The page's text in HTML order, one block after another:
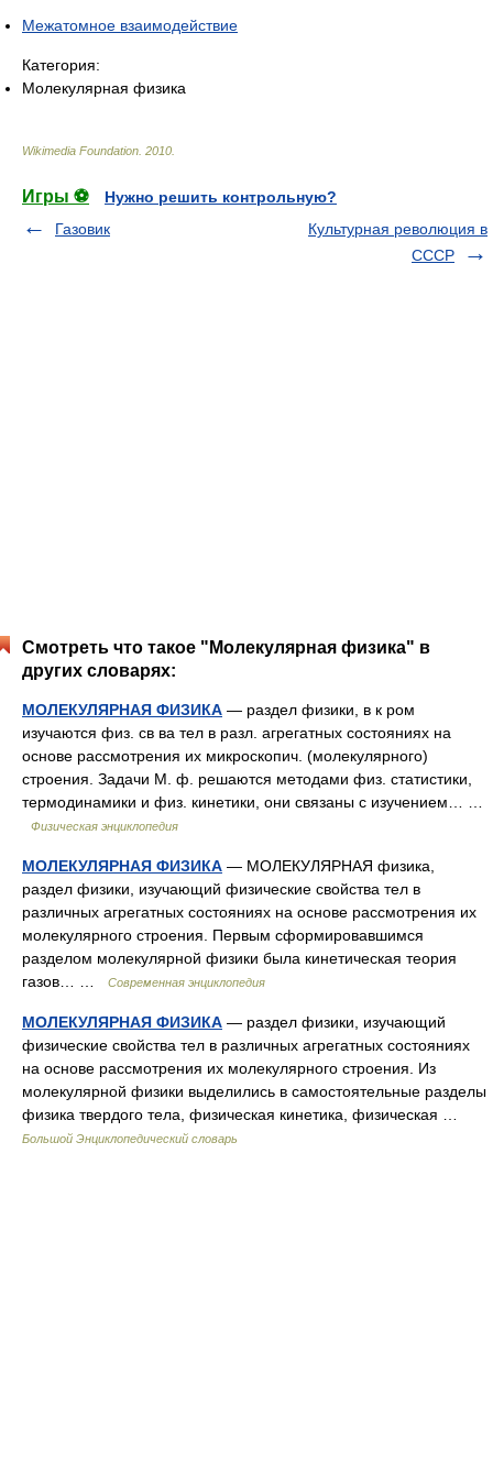
Межатомное взаимодействие
Категория:
Молекулярная физика
Wikimedia Foundation 2010
Игры ⚽
Нужно решить контрольную?
Газовик
Культурная революция в
СССР
Смотреть что такое "Молекулярная физика" в
других словарях:
МОЛЕКУЛЯРНАЯ ФИЗИКА — раздел физики, в к ром
изучаются физ. св ва тел в разл. агрегатных состояниях на
основе рассмотрения их микроскопич. (молекулярного)
строения. Задачи М. ф. решаются методами физ. статистики,
термодинамики и физ. кинетики, они связаны с изучением… …
Физическая энциклопедия
МОЛЕКУЛЯРНАЯ ФИЗИКА — МОЛЕКУЛЯРНАЯ физика,
раздел физики, изучающий физические свойства тел в
различных агрегатных состояниях на основе рассмотрения их
молекулярного строения. Первым сформировавшимся
разделом молекулярной физики была кинетическая теория
газов… …
Современная энциклопедия
МОЛЕКУЛЯРНАЯ ФИЗИКА — раздел физики, изучающий
физические свойства тел в различных агрегатных состояниях
на основе рассмотрения их молекулярного строения. Из
молекулярной физики выделились в самостоятельные разделы
физика твердого тела, физическая кинетика, физическая …
Большой Энциклопедический словарь